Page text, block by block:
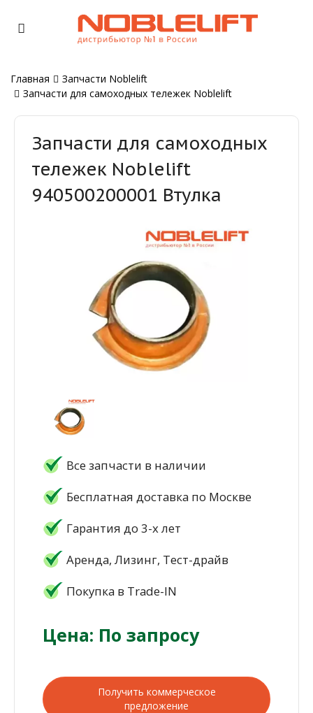
Главная
Запчасти Noblelift
Запчасти для самоходных тележек Noblelift
Запчасти для самоходных
тележек Noblelift
940500200001 Втулка
Все запчасти в наличии
Бесплатная доставка по Москве
Гарантия до 3-х лет
Аренда, Лизинг, Тест-драйв
Покупка в Trade-IN
Цена: По запросу
Получить коммерческое
предложение